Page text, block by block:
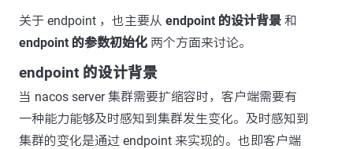
关于 endpoint ，也主要从 endpoint 的设计背景 和
endpoint 的参数初始化 两个方面来讨论。
endpoint 的设计背景
当 nacos server 集群需要扩缩容时，客户端需要有
一种能力能够及时感知到集群发生变化。及时感知到
集群的变化是通过 endpoint 来实现的。也即客户端